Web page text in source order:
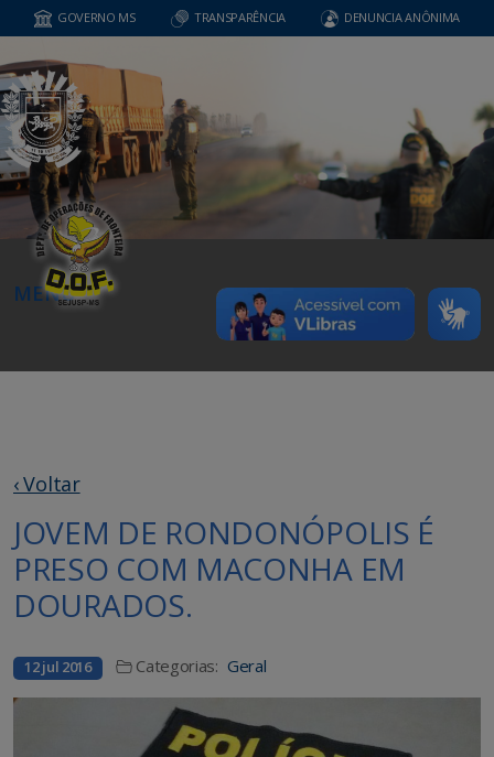
GOVERNO MS TRANSPARÊNCIA DENUNCIA ANÔNIMA
MENU
‹ Voltar
JOVEM DE RONDONÓPOLIS É
PRESO COM MACONHA EM
DOURADOS.
12 jul 2016 Categorias: Geral